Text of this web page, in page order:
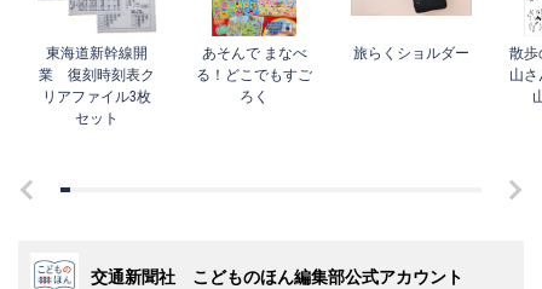
東海道新幹線開
業 復刻時刻表ク
リアファイル3枚
セット
あそんで まなべ
る！どこでもすご
ろく
旅らくショルダー
散歩
山さ
交通新聞社 こどものほん編集部公式アカウント